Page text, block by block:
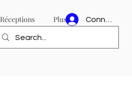
Réceptions Plus Connexion